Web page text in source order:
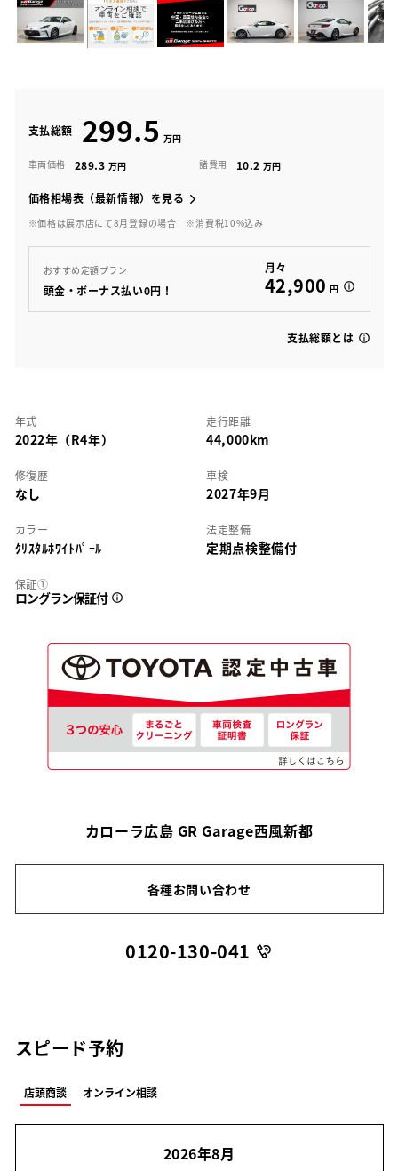
支払総額 299.5
車両価格 289.3 諸費用 10.2
価格相場表（最新情報）を見る
※価格は展示店にて8月登録の場合 ※消費税10%込み
おすすめ定額プラン
頭金・ボーナス払い0円！
月々
42,900 円
支払総額とは
年式
2022年（R4年）
走行距離
44,000km
修復歴
なし
車検
2027年9月
カラー
ｸﾘｽﾀﾙﾎﾜｲﾄﾊﾟｰﾙ
法定整備
定期点検整備付
保証①
ロングラン保証付
カローラ広島 GR Garage西風新都
各種お問い合わせ
0120-130-041
スピード予約
店頭商談 オンライン相談
2026年8月